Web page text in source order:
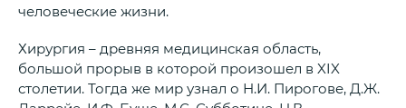
человеческие жизни.
Хирургия – древняя медицинская область,
большой прорыв в которой произошел в XIX
столетии. Тогда же мир узнал о Н.И. Пирогове, Д.Ж.